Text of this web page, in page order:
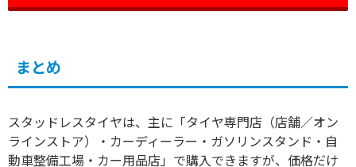
まとめ
スタッドレスタイヤは、主に「タイヤ専門店（店舗／オン
ラインストア）・カーディーラー・ガソリンスタンド・自
動車整備工場・カー用品店」で購入できますが、価格だけ